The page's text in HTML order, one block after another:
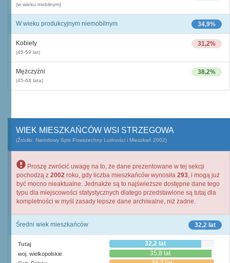
(w wieku mobilnym)
34,9%
W wieku produkcyjnym niemobilnym
31,2%
Kobiety
(45-59 lat)
38,2%
Mężczyźni
(45-64 lata)
WIEK MIESZKAŃCÓW WSI STRZEGOWA
(Źródło: Narodowy Spis Powszechny Ludności i Mieszkań 2002)
Proszę zwrócić uwagę na to, że dane prezentowane w tej sekcji
pochodzą z 2002 roku, gdy liczba mieszkańców wynosiła 293, i mogą już
być mocno nieaktualne. Jednakże są to najświeższe dostępne dane tego
typu dla miejscowości statystycznych dlatego przedstawione są tutaj dla
kompletności w myśl zasady lepsze dane archiwalne, niż żadne.
32,2 lat
Średni wiek mieszkańców
Tutaj 32,2 lat
woj. wielkopolskie 35,8 lat